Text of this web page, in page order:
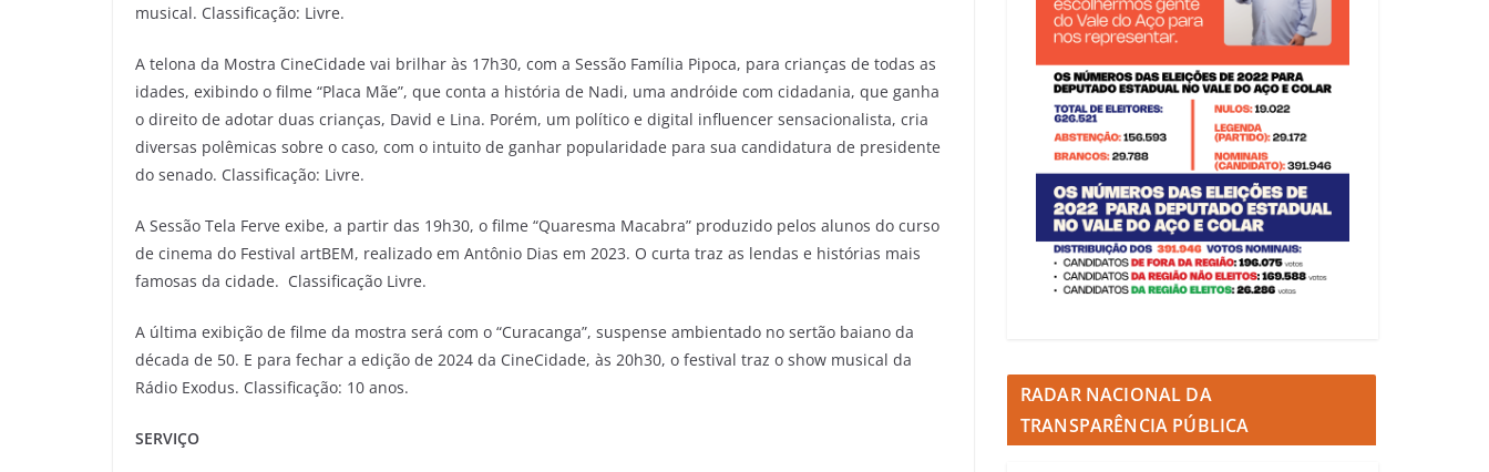
musical. Classificação: Livre.
A telona da Mostra CineCidade vai brilhar às 17h30, com a Sessão Família Pipoca, para crianças de todas as
idades, exibindo o filme “Placa Mãe”, que conta a história de Nadi, uma andróide com cidadania, que ganha
o direito de adotar duas crianças, David e Lina. Porém, um político e digital influencer sensacionalista, cria
diversas polêmicas sobre o caso, com o intuito de ganhar popularidade para sua candidatura de presidente
do senado. Classificação: Livre.
A Sessão Tela Ferve exibe, a partir das 19h30, o filme “Quaresma Macabra” produzido pelos alunos do curso
de cinema do Festival artBEM, realizado em Antônio Dias em 2023. O curta traz as lendas e histórias mais
famosas da cidade. Classificação Livre.
A última exibição de filme da mostra será com o “Curacanga”, suspense ambientado no sertão baiano da
década de 50. E para fechar a edição de 2024 da CineCidade, às 20h30, o festival traz o show musical da
Rádio Exodus. Classificação: 10 anos.
SERVIÇO
RADAR NACIONAL DA
TRANSPARÊNCIA PÚBLICA